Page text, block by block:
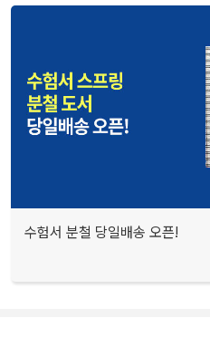
수험서 분철 당일배송 오픈!